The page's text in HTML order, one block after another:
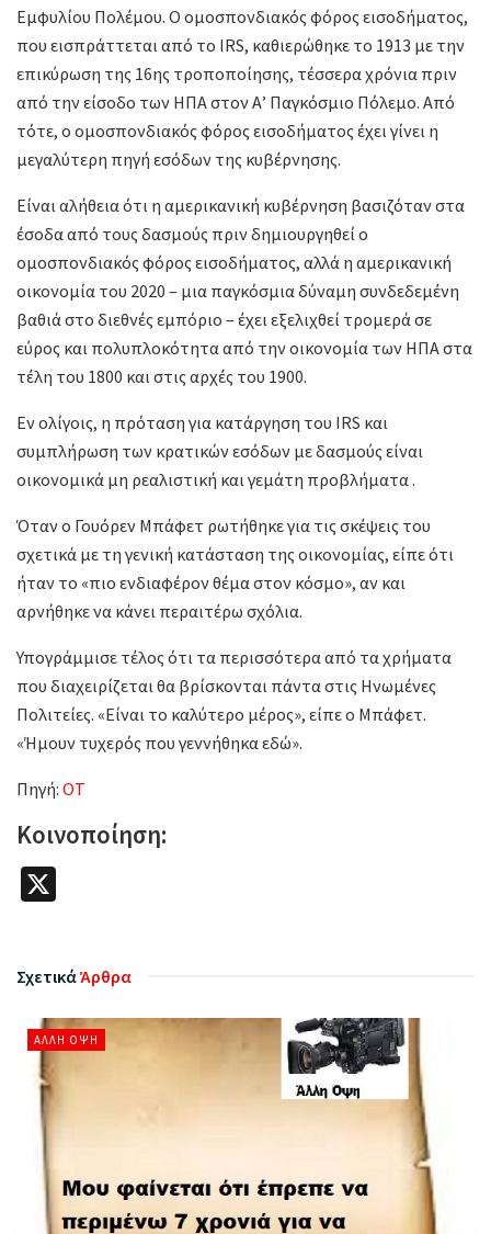
Εμφυλίου Πολέμου. Ο ομοσπονδιακός φόρος εισοδήματος,
που εισπράττεται από το IRS, καθιερώθηκε το 1913 με την
επικύρωση της 16ης τροποποίησης, τέσσερα χρόνια πριν
από την είσοδο των ΗΠΑ στον Α’ Παγκόσμιο Πόλεμο. Από
τότε, ο ομοσπονδιακός φόρος εισοδήματος έχει γίνει η
μεγαλύτερη πηγή εσόδων της κυβέρνησης.
Είναι αλήθεια ότι η αμερικανική κυβέρνηση βασιζόταν στα
έσοδα από τους δασμούς πριν δημιουργηθεί ο
ομοσπονδιακός φόρος εισοδήματος, αλλά η αμερικανική
οικονομία του 2020 – μια παγκόσμια δύναμη συνδεδεμένη
βαθιά στο διεθνές εμπόριο – έχει εξελιχθεί τρομερά σε
εύρος και πολυπλοκότητα από την οικονομία των ΗΠΑ στα
τέλη του 1800 και στις αρχές του 1900.
Εν ολίγοις, η πρόταση για κατάργηση του IRS και
συμπλήρωση των κρατικών εσόδων με δασμούς είναι
οικονομικά μη ρεαλιστική και γεμάτη προβλήματα .
Όταν ο Γουόρεν Μπάφετ ρωτήθηκε για τις σκέψεις του
σχετικά με τη γενική κατάσταση της οικονομίας, είπε ότι
ήταν το «πιο ενδιαφέρον θέμα στον κόσμο», αν και
αρνήθηκε να κάνει περαιτέρω σχόλια.
Υπογράμμισε τέλος ότι τα περισσότερα από τα χρήματα
που διαχειρίζεται θα βρίσκονται πάντα στις Ηνωμένες
Πολιτείες. «Είναι το καλύτερο μέρος», είπε ο Μπάφετ.
«Ήμουν τυχερός που γεννήθηκα εδώ».
Πηγή: ΟΤ
Κοινοποίηση:
ΣχετικάΆρθρα
ΆΛΛΗ ΌΨΗ